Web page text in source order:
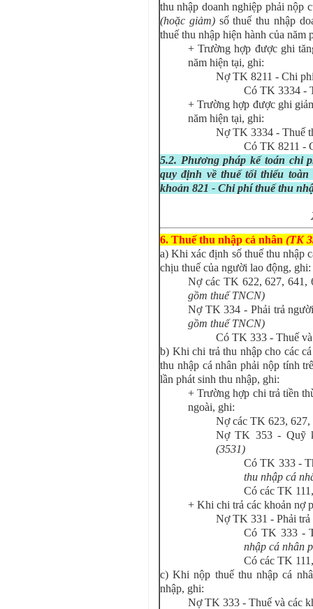
thu nhập doanh nghiệp phải nộp
(hoặc giảm) số thuế thu nhập
thuế thu nhập hiện hành của năm
+ Trường hợp được ghi
năm hiện tại, ghi:
Nợ TK 8211 - Chi
Có TK 3334 -
+ Trường hợp được ghi
năm hiện tại, ghi:
Nợ TK 3334 - Thuế
Có TK 8211 -
5.2. Phương pháp kế toán chi
quy định về thuế tối thiểu
khoản 821 - Chi phí thuế thu
6. Thuế thu nhập cá nhân (TK
a) Khi xác định số thuế thu nhập
chịu thuế của người lao động, ghi:
Nợ các TK 622, 627, 641,
gồm thuế TNCN)
Nợ TK 334 - Phải trả
gồm thuế TNCN)
Có TK 333 - Thuế
b) Khi chi trả thu nhập cho các
thu nhập cá nhân phải nộp tính
lần phát sinh thu nhập, ghi:
+ Trường hợp chi trả tiền
ngoài, ghi:
Nợ các TK 623, 627,
Nợ TK 353 - Quỹ
(3531)
Có TK 333 -
thu nhập cá
Có các TK
+ Khi chi trả các khoản nợ
Nợ TK 331 - Phải trả
Có TK 333 -
nhập cá nhân
Có các TK
c) Khi nộp thuế thu nhập cá
nhập, ghi:
Nợ TK 333 - Thuế và các